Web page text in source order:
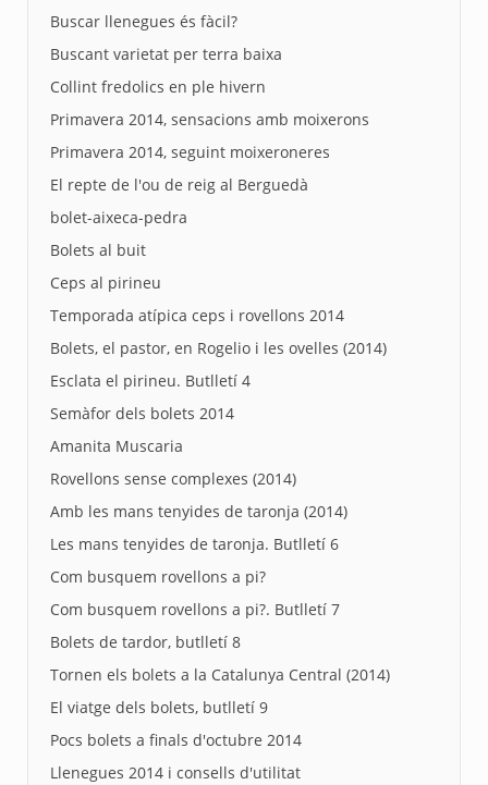
Buscar llenegues és fàcil?
Buscant varietat per terra baixa
Collint fredolics en ple hivern
Primavera 2014, sensacions amb moixerons
Primavera 2014, seguint moixeroneres
El repte de l'ou de reig al Berguedà
bolet-aixeca-pedra
Bolets al buit
Ceps al pirineu
Temporada atípica ceps i rovellons 2014
Bolets, el pastor, en Rogelio i les ovelles (2014)
Esclata el pirineu. Butlletí 4
Semàfor dels bolets 2014
Amanita Muscaria
Rovellons sense complexes (2014)
Amb les mans tenyides de taronja (2014)
Les mans tenyides de taronja. Butlletí 6
Com busquem rovellons a pi?
Com busquem rovellons a pi?. Butlletí 7
Bolets de tardor, butlletí 8
Tornen els bolets a la Catalunya Central (2014)
El viatge dels bolets, butlletí 9
Pocs bolets a finals d'octubre 2014
Llenegues 2014 i consells d'utilitat